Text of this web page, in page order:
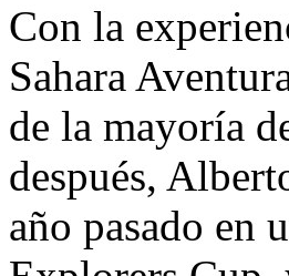
Con la
Sahara
de la mayoría
después,
año pasado en